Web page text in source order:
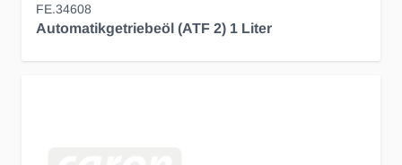
FE.34608
Automatikgetriebeöl (ATF 2) 1 Liter